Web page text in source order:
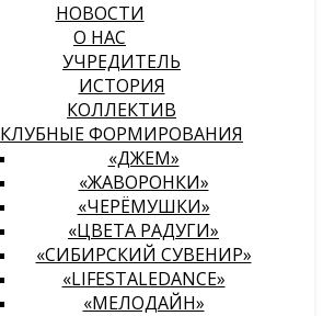
НОВОСТИ
О НАС
УЧРЕДИТЕЛЬ
ИСТОРИЯ
КОЛЛЕКТИВ
КЛУБНЫЕ ФОРМИРОВАНИЯ
«ДЖЕМ»
«ЖАВОРОНКИ»
«ЧЕРЁМУШКИ»
«ЦВЕТА РАДУГИ»
«СИБИРСКИЙ СУВЕНИР»
«LIFESTALEDANCE»
«МЕЛОДАЙН»